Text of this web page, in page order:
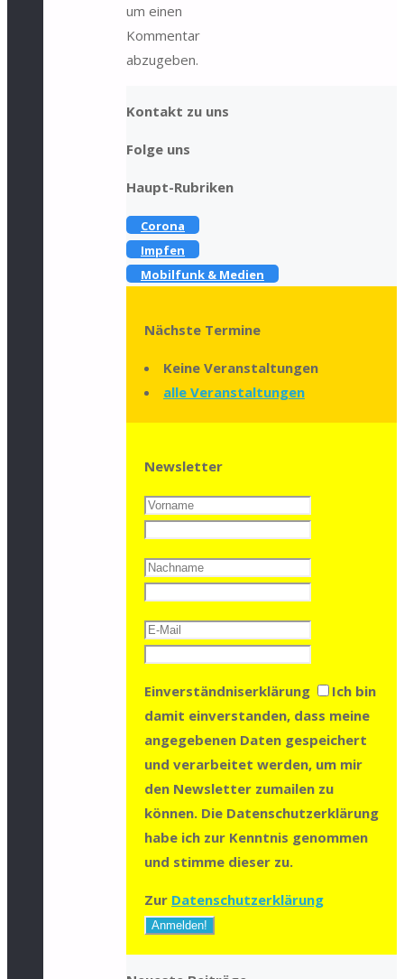
um einen
Kommentar
abzugeben.
Kontakt zu uns
Folge uns
Haupt-Rubriken
Corona
Impfen
Mobilfunk & Medien
Nächste Termine
Keine Veranstaltungen
alle Veranstaltungen
Newsletter
Einverständniserklärung
Ich bin
damit einverstanden, dass meine
angegebenen Daten gespeichert
und verarbeitet werden, um mir
den Newsletter zumailen zu
können. Die Datenschutzerklärung
habe ich zur Kenntnis genommen
und stimme dieser zu.
Zur Datenschutzerklärung